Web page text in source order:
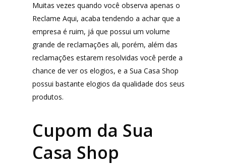
Muitas vezes quando você observa apenas o
Reclame Aqui, acaba tendendo a achar que a
empresa é ruim, já que possui um volume
grande de reclamações ali, porém, além das
reclamações estarem resolvidas você perde a
chance de ver os elogios, e a Sua Casa Shop
possui bastante elogios da qualidade dos seus
produtos.
Cupom da Sua
Casa Shop
ExtremeUV
Universo do Lar
Dunard
Moda Infantil
MindsUp
Shop4Kids
Amazon
Wevans
MindsUp